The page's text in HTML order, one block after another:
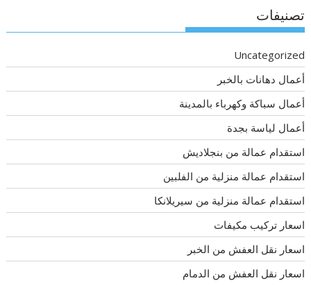
تصنيفات
Uncategorized
أعمال دهانات بالخبر
أعمال سباكة وكهرباء بالمدينة
أعمال لياسة بجدة
استقدام عمالة من بنجلاديش
استقدام عمالة منزلية من الفلبين
استقدام عمالة منزلية من سيريلانكا
اسعار تركيب مكيفات
اسعار نقل العفش من الخبر
اسعار نقل العفش من الدمام